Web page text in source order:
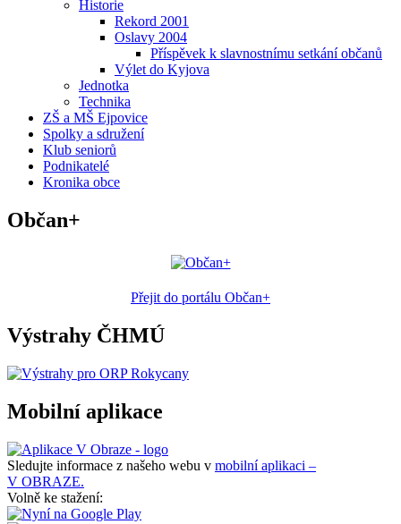
Historie
Rekord 2001
Oslavy 2004
Příspěvek k slavnostnímu setkání občanů
Výlet do Kyjova
Jednotka
Technika
ZŠ a MŠ Ejpovice
Spolky a sdružení
Klub seniorů
Podnikatelé
Kronika obce
Občan+
Přejit do portálu Občan+
Výstrahy ČHMÚ
Mobilní aplikace
Sledujte informace z našeho webu v mobilní aplikaci –
V OBRAZE.
Volně ke stažení: